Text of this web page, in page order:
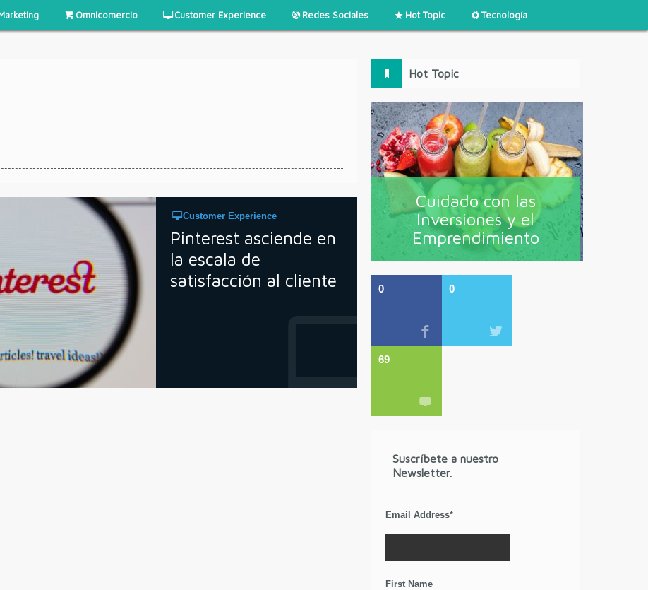
Omnicomercio Customer Experience Redes Sociales Hot Topic Tecnología
Customer Experience
Pinterest asciende en
la escala de
satisfacción al cliente
Hot Topic
Cuidado con las
Inversiones y el
Emprendimiento
0 0
69
Suscríbete a nuestro
Newsletter.
Email Address*
First Name